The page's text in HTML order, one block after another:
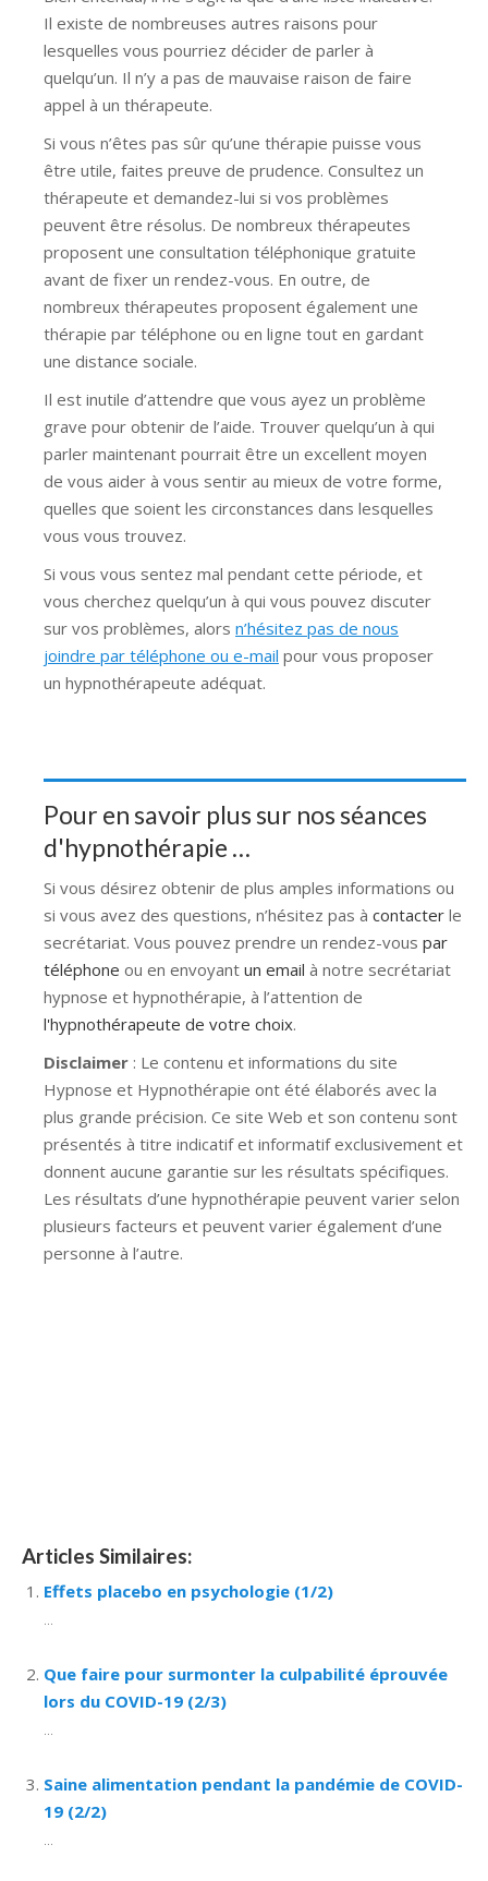
Il existe de nombreuses autres raisons pour
lesquelles vous pourriez décider de parler à
quelqu’un. Il n’y a pas de mauvaise raison de faire
appel à un thérapeute.
Si vous n’êtes pas sûr qu’une thérapie puisse vous
être utile, faites preuve de prudence. Consultez un
thérapeute et demandez-lui si vos problèmes
peuvent être résolus. De nombreux thérapeutes
proposent une consultation téléphonique gratuite
avant de fixer un rendez-vous. En outre, de
nombreux thérapeutes proposent également une
thérapie par téléphone ou en ligne tout en gardant
une distance sociale.
Il est inutile d’attendre que vous ayez un problème
grave pour obtenir de l’aide. Trouver quelqu’un à qui
parler maintenant pourrait être un excellent moyen
de vous aider à vous sentir au mieux de votre forme,
quelles que soient les circonstances dans lesquelles
vous vous trouvez.
Si vous vous sentez mal pendant cette période, et
vous cherchez quelqu’un à qui vous pouvez discuter
sur vos problèmes, alors n’hésitez pas de nous
joindre par téléphone ou e-mail pour vous proposer
un hypnothérapeute adéquat.
Pour en savoir plus sur nos séances
d'hypnothérapie …
Si vous désirez obtenir de plus amples informations ou
si vous avez des questions, n’hésitez pas à contacter le
secrétariat. Vous pouvez prendre un rendez-vous par
téléphone ou en envoyant un email à notre secrétariat
hypnose et hypnothérapie, à l’attention de
l'hypnothérapeute de votre choix.
Disclaimer : Le contenu et informations du site
Hypnose et Hypnothérapie ont été élaborés avec la
plus grande précision. Ce site Web et son contenu sont
présentés à titre indicatif et informatif exclusivement et
donnent aucune garantie sur les résultats spécifiques.
Les résultats d’une hypnothérapie peuvent varier selon
plusieurs facteurs et peuvent varier également d’une
personne à l’autre.
Articles Similaires:
Effets placebo en psychologie (1/2)
Que faire pour surmonter la culpabilité éprouvée
lors du COVID-19 (2/3)
Saine alimentation pendant la pandémie de COVID-
19 (2/2)